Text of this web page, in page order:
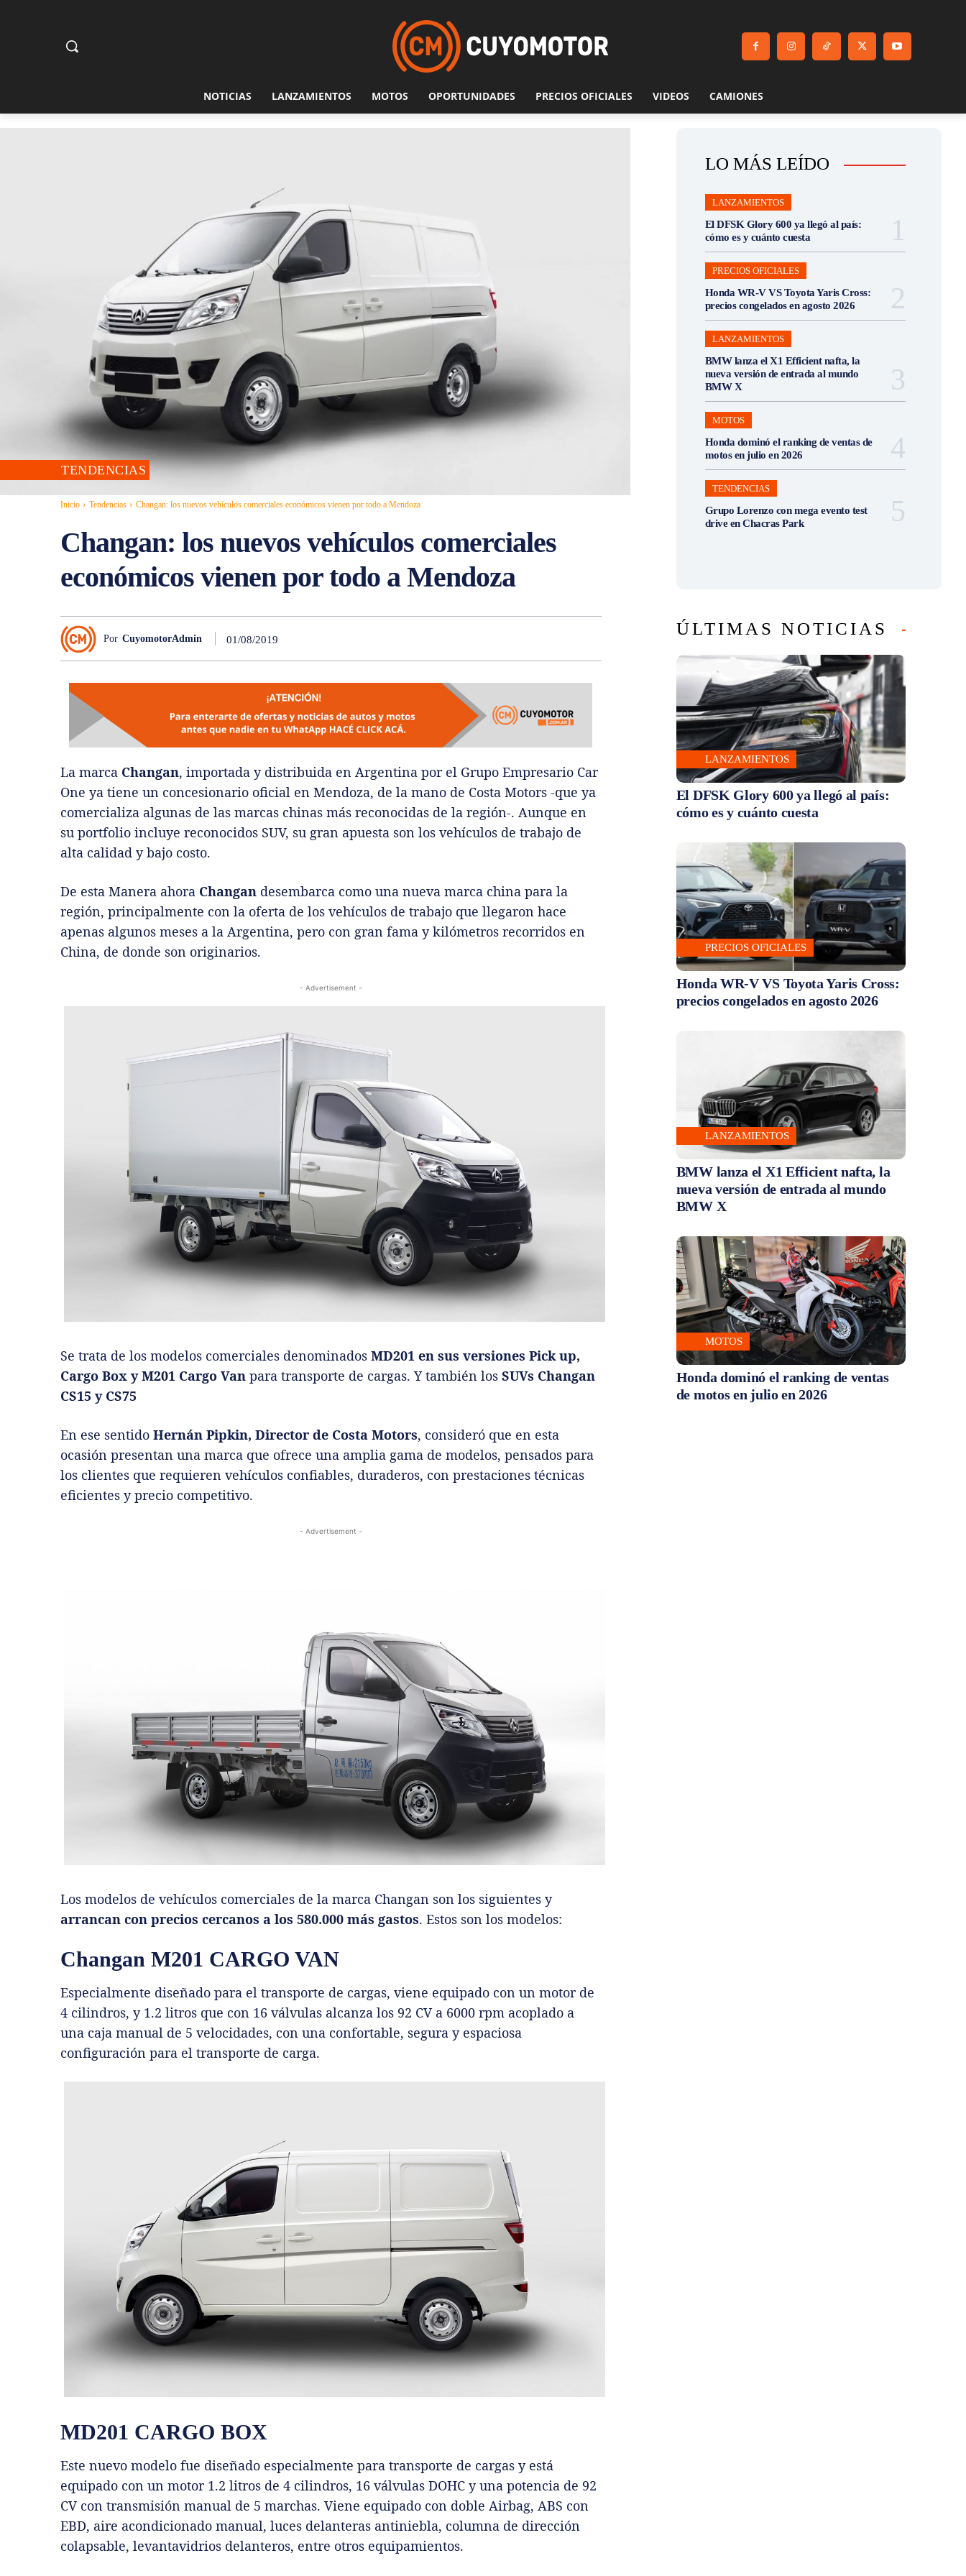
NOTICIAS LANZAMIENTOS MOTOS OPORTUNIDADES PRECIOS OFICIALES VIDEOS CAMIONES
TENDENCIAS
Inicio Tendencias Changan: los nuevos vehículos comerciales económicos vienen por todo a Mendoza
Changan: los nuevos vehículos comerciales
económicos vienen por todo a Mendoza
Por CuyomotorAdmin 01/08/2019
La marca Changan, importada y distribuida en Argentina por el Grupo Empresario Car
One ya tiene un concesionario oficial en Mendoza, de la mano de Costa Motors -que ya
comercializa algunas de las marcas chinas más reconocidas de la región-. Aunque en
su portfolio incluye reconocidos SUV, su gran apuesta son los vehículos de trabajo de
alta calidad y bajo costo.
De esta Manera ahora Changan desembarca como una nueva marca china para la
región, principalmente con la oferta de los vehículos de trabajo que llegaron hace
apenas algunos meses a la Argentina, pero con gran fama y kilómetros recorridos en
China, de donde son originarios.
- Advertisement -
Se trata de los modelos comerciales denominados MD201 en sus versiones Pick up,
Cargo Box y M201 Cargo Van para transporte de cargas. Y también los SUVs Changan
CS15 y CS75
En ese sentido Hernán Pipkin, Director de Costa Motors, consideró que en esta
ocasión presentan una marca que ofrece una amplia gama de modelos, pensados para
los clientes que requieren vehículos confiables, duraderos, con prestaciones técnicas
eficientes y precio competitivo.
- Advertisement -
Los modelos de vehículos comerciales de la marca Changan son los siguientes y
arrancan con precios cercanos a los 580.000 más gastos. Estos son los modelos:
Changan M201 CARGO VAN
Especialmente diseñado para el transporte de cargas, viene equipado con un motor de
4 cilindros, y 1.2 litros que con 16 válvulas alcanza los 92 CV a 6000 rpm acoplado a
una caja manual de 5 velocidades, con una confortable, segura y espaciosa
configuración para el transporte de carga.
MD201 CARGO BOX
Este nuevo modelo fue diseñado especialmente para transporte de cargas y está
equipado con un motor 1.2 litros de 4 cilindros, 16 válvulas DOHC y una potencia de 92
CV con transmisión manual de 5 marchas. Viene equipado con doble Airbag, ABS con
EBD, aire acondicionado manual, luces delanteras antiniebla, columna de dirección
colapsable, levantavidrios delanteros, entre otros equipamientos.
LO MÁS LEÍDO
LANZAMIENTOS
El DFSK Glory 600 ya llegó al país:
cómo es y cuánto cuesta
PRECIOS OFICIALES
Honda WR-V VS Toyota Yaris Cross:
precios congelados en agosto 2026
LANZAMIENTOS
BMW lanza el X1 Efficient nafta, la
nueva versión de entrada al mundo
BMW X
MOTOS
Honda dominó el ranking de ventas de
motos en julio en 2026
TENDENCIAS
Grupo Lorenzo con mega evento test
drive en Chacras Park
ÚLTIMAS NOTICIAS
LANZAMIENTOS
El DFSK Glory 600 ya llegó al país:
cómo es y cuánto cuesta
PRECIOS OFICIALES
Honda WR-V VS Toyota Yaris Cross:
precios congelados en agosto 2026
LANZAMIENTOS
BMW lanza el X1 Efficient nafta, la
nueva versión de entrada al mundo
BMW X
MOTOS
Honda dominó el ranking de ventas
de motos en julio en 2026